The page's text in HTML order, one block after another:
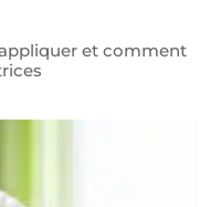
et comment